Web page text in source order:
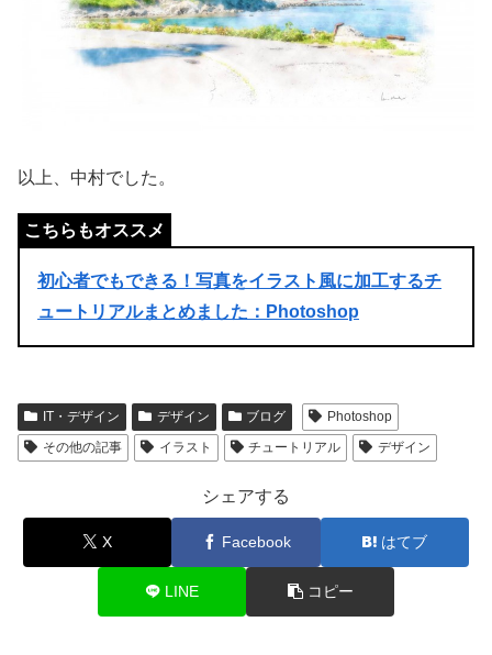
以上、中村でした。
初心者でもできる！写真をイラスト風に加工するチ
ュートリアルまとめました：Photoshop
IT・デザイン デザイン ブログ
Photoshop
その他の記事
イラスト チュートリアル デザイン
シェアする
X Facebook はてブ
LINE コピー